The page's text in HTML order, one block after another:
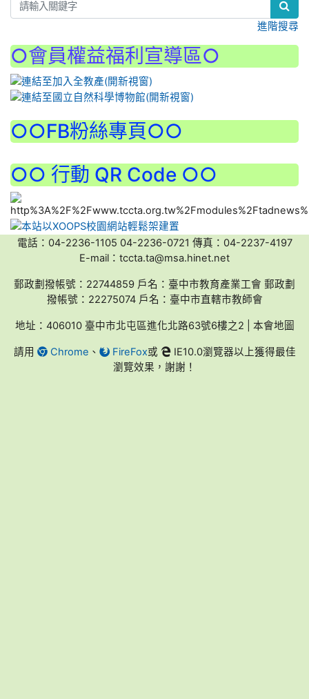
進階搜尋
○會員權益福利宣導區○
○○FB粉絲專頁○○
○○ 行動 QR Code ○○
電話：04-2236-1105 04-2236-0721 傳真：04-2237-4197
E-mail：tccta.ta@msa.hinet.net
郵政劃撥帳號：22744859 戶名：臺中市教育產業工會 郵政劃
撥帳號：22275074 戶名：臺中市直轄市教師會
地址：406010 臺中市北屯區進化北路63號6樓之2 | 本會地圖
請用 Chrome 、 FireFox或
IE10.0瀏覽器以上獲得最佳
瀏覽效果，謝謝！